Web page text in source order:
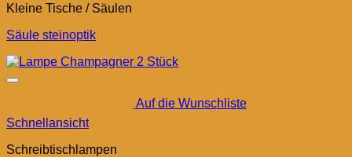
Kleine Tische / Säulen
Säule steinoptik
Auf die Wunschliste
Schnellansicht
Schreibtischlampen